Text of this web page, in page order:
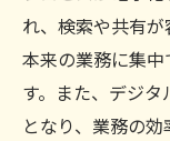
れ、検索や共有
本来の業務に集
す。また、デジ
となり、業務の